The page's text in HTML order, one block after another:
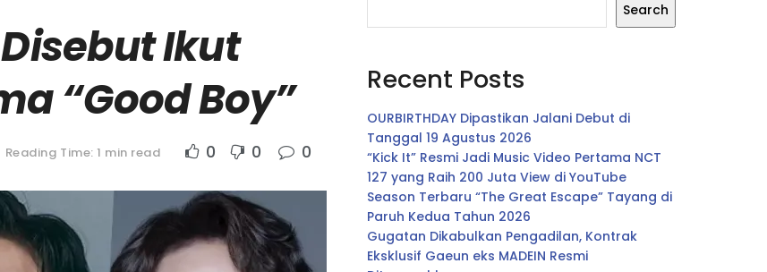
Ikut
“Good Boy”
Reading Time: 1 min read 0 0 0
Search
Recent Posts
OURBIRTHDAY Dipastikan Jalani Debut di
Tanggal 19 Agustus 2026
“Kick It” Resmi Jadi Music Video Pertama NCT
127 yang Raih 200 Juta View di YouTube
Season Terbaru “The Great Escape” Tayang di
Paruh Kedua Tahun 2026
Gugatan Dikabulkan Pengadilan, Kontrak
Eksklusif Gaeun eks MADEIN Resmi